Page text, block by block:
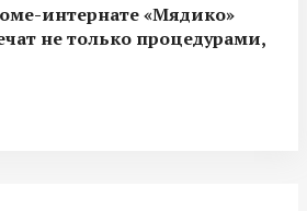
интернате «Мядико»
не только процедурами,